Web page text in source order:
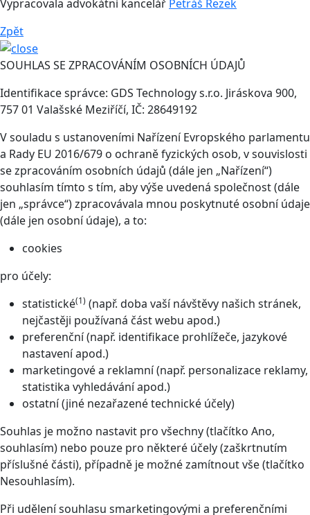
Vypracovala advokátní kancelář Petráš Rezek
Zpět
SOUHLAS SE ZPRACOVÁNÍM OSOBNÍCH ÚDAJŮ
Identifikace správce: GDS Technology s.r.o. Jiráskova 900,
757 01 Valašské Meziříčí, IČ: 28649192
V souladu s ustanoveními Nařízení Evropského parlamentu
a Rady EU 2016/679 o ochraně fyzických osob, v souvislosti
se zpracováním osobních údajů (dále jen „Nařízení“)
souhlasím tímto s tím, aby výše uvedená společnost (dále
jen „správce“) zpracovávala mnou poskytnuté osobní údaje
(dále jen osobní údaje), a to:
cookies
pro účely:
statistické(1) (např. doba vaší návštěvy našich stránek,
nejčastěji používaná část webu apod.)
preferenční (např. identifikace prohlížeče, jazykové
nastavení apod.)
marketingové a reklamní (např. personalizace reklamy,
statistika vyhledávání apod.)
ostatní (jiné nezařazené technické účely)
Souhlas je možno nastavit pro všechny (tlačítko Ano,
souhlasím) nebo pouze pro některé účely (zaškrtnutím
příslušné části), případně je možné zamítnout vše (tlačítko
Nesouhlasím).
Při udělení souhlasu smarketingovými a preferenčními